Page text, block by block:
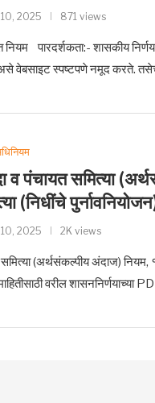
2025 871 views
नियम पारदर्शकता:- शासकीय
असे वेबसाइट स्पष्टपणे नमूद करते.
व पंचायत समित्या
(निधींचे
2025 2K views
समित्या (अर्थसंकल्पीय अंदाज)
वरील शासननिर्णयाच्या